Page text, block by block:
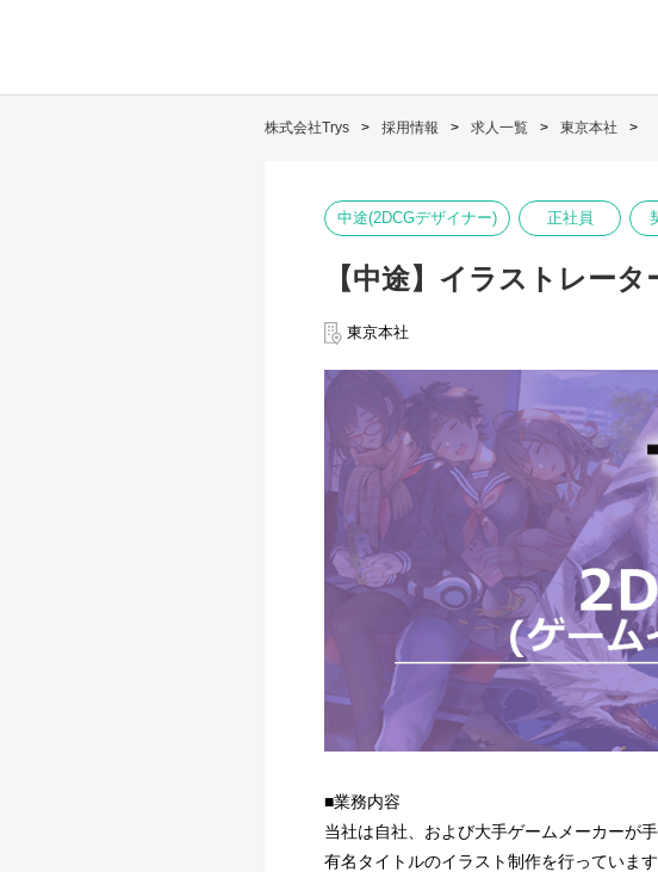
株式会社Trys 採用情報 求人一覧 東京本社
中途(2DCGデザイナー) 正社員
【中途】イラストレー
東京本社
■業務内容
当社は自社、および大手ゲームメーカーが
有名タイトルのイラスト制作を行っています